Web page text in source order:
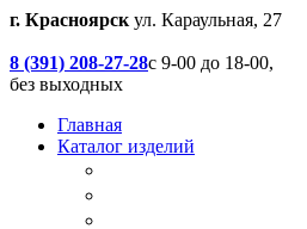
г. Красноярск ул. Караульная, 27
8 (391) 208-27-28с 9-00 до 18-00,
без выходных
Главная
Каталог изделий